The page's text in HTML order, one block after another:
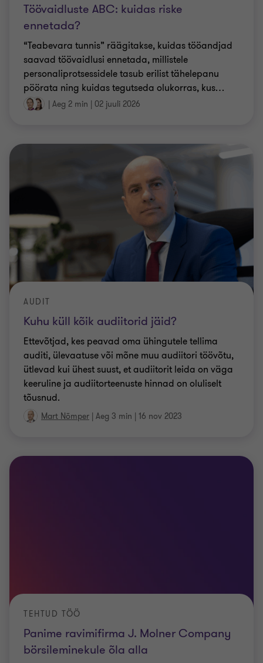
Töövaidluste ABC: kuidas riske
ennetada?
“Teabevara tunnis” räägitakse, kuidas tööandjad
saavad töövaidlusi ennetada, millistele
personaliprotsessidele tasub erilist tähelepanu
pöörata ning kuidas tegutseda olukorras, kus…
| Aeg 2 min | 02 juuli 2026
Kuhu küll kõik audiitorid jäid?
AUDIT
Ettevõtjad, kes peavad oma ühingutele tellima
auditi, ülevaatuse või mõne muu audiitori töövõtu,
ütlevad kui ühest suust, et audiitorit leida on väga
keeruline ja audiitorteenuste hinnad on oluliselt
tõusnud.
Mart Nõmper | Aeg 3 min | 16 nov 2023
Panime ravimifirma J. Molner Company
börsileminekule õla alla
TEHTUD TÖÖ